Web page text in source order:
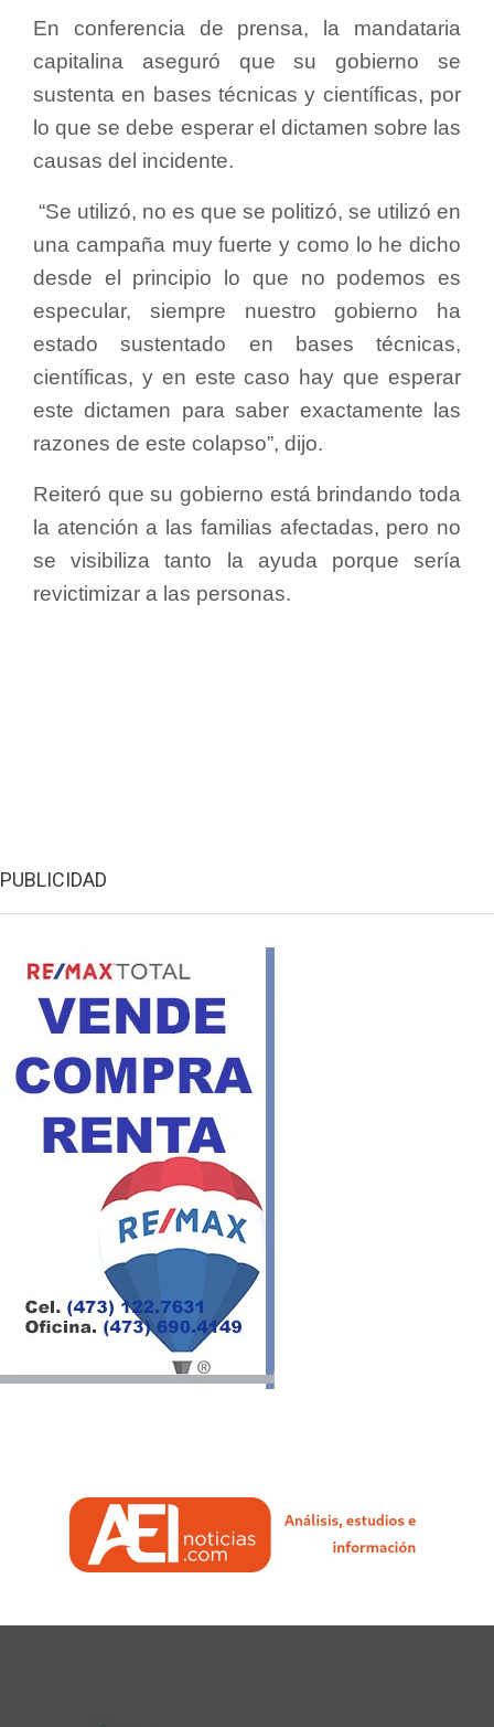
En conferencia de prensa, la mandataria
capitalina aseguró que su gobierno se
sustenta en bases técnicas y científicas, por
lo que se debe esperar el dictamen sobre las
causas del incidente.
“Se utilizó, no es que se politizó, se utilizó en
una campaña muy fuerte y como lo he dicho
desde el principio lo que no podemos es
especular, siempre nuestro gobierno ha
estado sustentado en bases técnicas,
científicas, y en este caso hay que esperar
este dictamen para saber exactamente las
razones de este colapso”, dijo.
Reiteró que su gobierno está brindando toda
la atención a las familias afectadas, pero no
se visibiliza tanto la ayuda porque sería
revictimizar a las personas.
PUBLICIDAD